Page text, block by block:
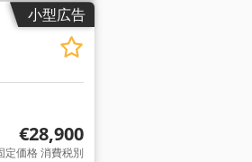
小型広告
€28,900
定価格 消費税別